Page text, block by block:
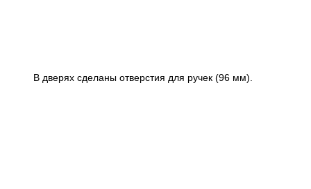
В дверях сделаны отверстия для ручек (96 мм).